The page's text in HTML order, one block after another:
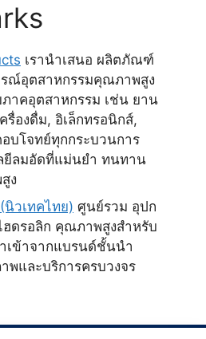
เรานำเสนอ ผลิตภัณฑ์
ณ์อุตสาหกรรมคุณภาพสูง
าคอุตสาหกรรม เช่น ยาน
รื่องดื่ม, อิเล็กทรอนิกส์,
บโจทย์ทุกกระบวนการ
ยีลมอัดที่แม่นยำ ทนทาน
ง
นิวเทคไทย) ศูนย์รวม อุปก
ดรอลิก คุณภาพสูงสำหรับ
เข้าจากแบรนด์ชั้นนำ
พและบริการครบวงจร